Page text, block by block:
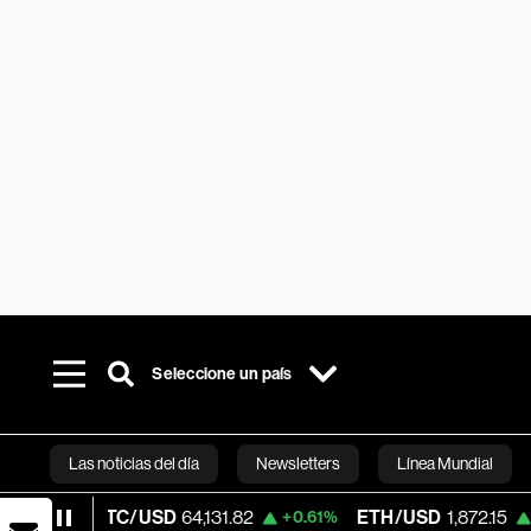
Seleccione un país
Las noticias del día Newsletters Línea Mundial
Bloomberg
BTC/USD 64,131.82 +0.61% ETH/USD 1,872.15 +0.25%